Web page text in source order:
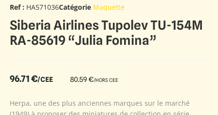
Ref : HA571036Catégorie Maquette
Siberia Airlines Tupolev TU-154M
RA-85619 “Julia Fomina”
96.71€/CEE 80.59€/HORS CEE
Herpa, une des plus anciennes marques sur le marché